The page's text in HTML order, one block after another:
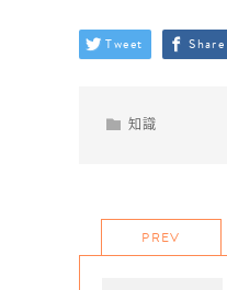
Tweet Share
知識
PREV